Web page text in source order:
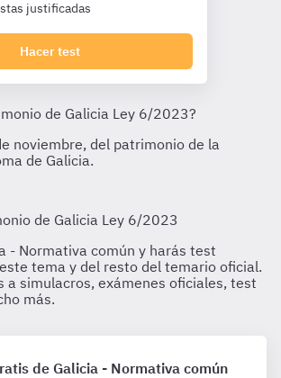
justificadas
Hacer test
de Galicia - Normativa común